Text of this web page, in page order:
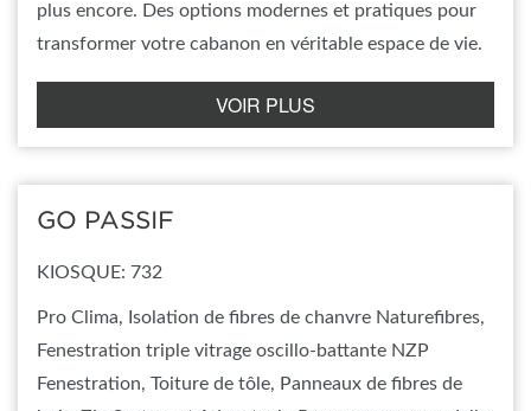
plus encore. Des options modernes et pratiques pour
transformer votre cabanon en véritable espace de vie.
VOIR PLUS
GO PASSIF
KIOSQUE: 732
Pro Clima, Isolation de fibres de chanvre Naturefibres,
Fenestration triple vitrage oscillo-battante NZP
Fenestration, Toiture de tôle, Panneaux de fibres de